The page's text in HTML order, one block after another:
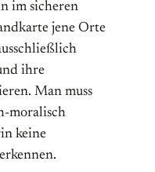
im sicheren
jene Orte
ihre
Man muss
moralisch
keine